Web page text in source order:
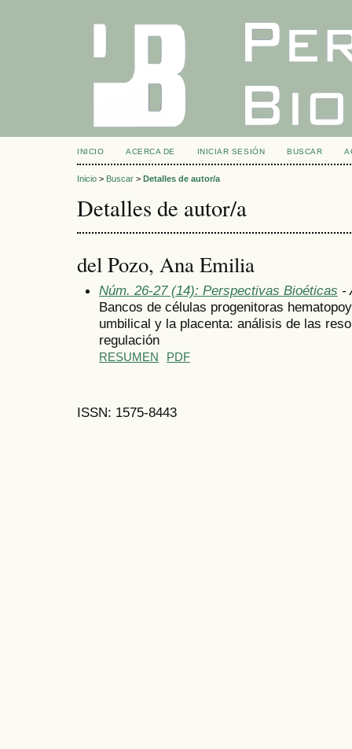
INICIO ACERCA DE INICIAR SESIÓN BUSCAR
Inicio > Buscar > Detalles de autor/a
Detalles de autor/a
del Pozo, Ana Emilia
Núm. 26-27 (14): Perspectivas Bioéticas -
Bancos de células progenitoras
umbilical y la placenta: análisis de las
regulación
RESUMEN PDF
ISSN: 1575-8443